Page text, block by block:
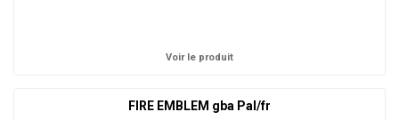
Voir le produit
FIRE EMBLEM gba Pal/fr